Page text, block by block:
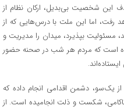
این شخصیت بی‌بدیل، ارکان نظام از
رفت، اما این ملت با درس‌هایی که از
مسئولیت بپذیرد، میدان را مدیریت و
ماه است که مردم هر شب در صحنه حضور
یک‌سو، دشمن اقدامی انجام داده که
ناکامی، شکست و ذلت انجامیده است. از